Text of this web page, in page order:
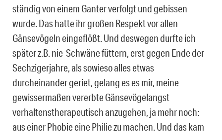
ständig von einem Ganter verfolgt und gebissen
wurde. Das hatte ihr großen Respekt vor allen
Gänsevögeln eingeflößt. Und deswegen durfte ich
später z.B. nie Schwäne füttern, erst gegen Ende der
Sechzigerjahre, als sowieso alles etwas
durcheinander geriet, gelang es es mir, meine
gewissermaßen vererbte Gänsevögelangst
verhaltenstherapeutisch anzugehen, ja mehr noch:
aus einer Phobie eine Philie zu machen. Und das kam